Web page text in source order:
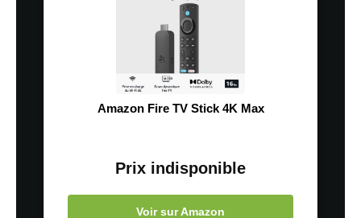
Amazon Fire TV Stick 4K Max
Prix indisponible
Voir sur Amazon